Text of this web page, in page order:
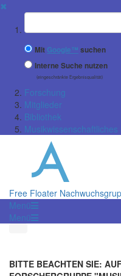
✖
Suchbegriff
Mit Google™ suchen
Interne Suche nutzen
(eingeschränkte Ergebnisqualität)
Forschung
Mitglieder
Bibliothek
Musikwissenschaftliches
Free Floater
Menü
Menü
BITTE BEACHTEN SIE: